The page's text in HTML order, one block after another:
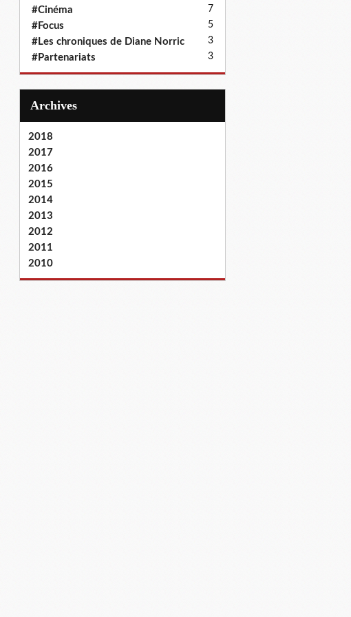
#Cinéma 7
#Focus 5
#Les chroniques de Diane Norric 3
#Partenariats 3
Archives
2018
2017
2016
2015
2014
2013
2012
2011
2010